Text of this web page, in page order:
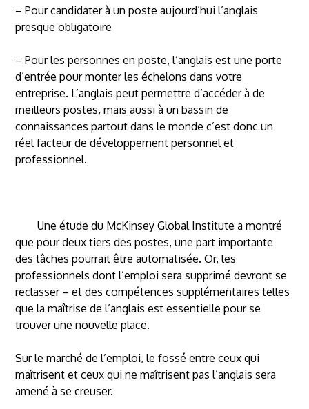
– Pour candidater à un poste aujourd’hui l’anglais
presque obligatoire
– Pour les personnes en poste, l’anglais est une porte
d’entrée pour monter les échelons dans votre
entreprise. L’anglais peut permettre d’accéder à de
meilleurs postes, mais aussi à un bassin de
connaissances partout dans le monde c’est donc un
réel facteur de développement personnel et
professionnel.
Une étude du McKinsey Global Institute a montré
que pour deux tiers des postes, une part importante
des tâches pourrait être automatisée. Or, les
professionnels dont l’emploi sera supprimé devront se
reclasser – et des compétences supplémentaires telles
que la maîtrise de l’anglais est essentielle pour se
trouver une nouvelle place.
Sur le marché de l’emploi, le fossé entre ceux qui
maîtrisent et ceux qui ne maîtrisent pas l’anglais sera
amené à se creuser.